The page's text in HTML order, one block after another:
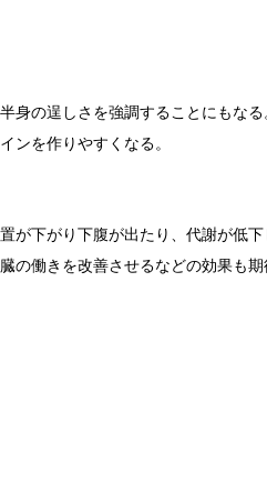
身の逞しさを強調することにもな
ンを作りやすくなる。
が下がり下腹が出たり、代謝が低
の働きを改善させるなどの効果も期